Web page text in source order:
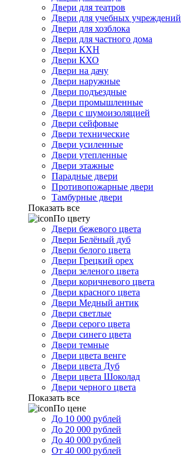
Двери для театров
Двери для учебных учреждений
Двери для хозблока
Двери для частного дома
Двери КХН
Двери КХО
Двери на дачу
Двери наружные
Двери подъездные
Двери промышленные
Двери с шумоизоляцией
Двери сейфовые
Двери технические
Двери усиленные
Двери утепленные
Двери этажные
Парадные двери
Противопожарные двери
Тамбурные двери
Показать все
По цвету
Двери бежевого цвета
Двери Белёный дуб
Двери белого цвета
Двери Грецкий орех
Двери зеленого цвета
Двери коричневого цвета
Двери красного цвета
Двери Медный антик
Двери светлые
Двери серого цвета
Двери синего цвета
Двери темные
Двери цвета венге
Двери цвета Дуб
Двери цвета Шоколад
Двери черного цвета
Показать все
По цене
До 10 000 рублей
До 20 000 рублей
До 40 000 рублей
От 40 000 рублей